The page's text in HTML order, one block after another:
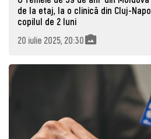
de la etaj, la o clinică din Cluj-
copilul de 2 luni
20 iulie 2025, 20:30